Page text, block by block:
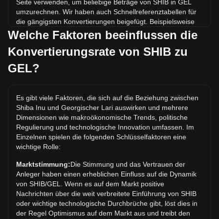
Seite verwenden, um beliebige Beträge von SHIB in GEL
umzurechnen. Wir haben auch Schnellreferenztabellen für
die gängigsten Konvertierungen beigefügt. Beispielsweise
entsprechen 5 GEL 411,200.89 SHIB, während 5 SHIB etwa
0.{4}6080GEL kosten.
Was ist der höchste Kurs von SHIB/GEL aller Zeiten?
Der bisherige Höchstkurs von 1 SHIB in GEL liegt bei
Wie ist der Kurstrend von in GEL?
In den letzten 7 Tagen ist der Wechselkurs von Shiba Inu
(SHIB) um 0.43% gefallen. Im letzten Monat ist der
Wechselkurs von Shiba Inu (SHIB) gegenüber Georgischer
Welche Faktoren beeinflussen die
Konvertierungsrate von SHIB zu
GEL?
Es gibt viele Faktoren, die sich auf die Beziehung zwischen
Shiba Inu und Georgischer Lari auswirken und mehrere
Dimensionen wie makroökonomische Trends, politische
Regulierung und technologische Innovation umfassen. Im
Einzelnen spielen die folgenden Schlüsselfaktoren eine
wichtige Rolle:
Marktstimmung:Die Stimmung und das Vertrauen der
Anleger haben einen erheblichen Einfluss auf die Dynamik
von SHIB/GEL. Wenn es auf dem Markt positive
Nachrichten über die weit verbreitete Einführung von SHIB
oder wichtige technologische Durchbrüche gibt, löst dies in
der Regel Optimismus auf dem Markt aus und treibt den